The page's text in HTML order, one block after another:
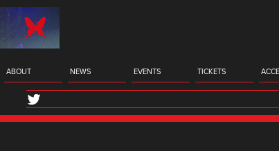
ABOUT NEWS EVENTS TICKETS